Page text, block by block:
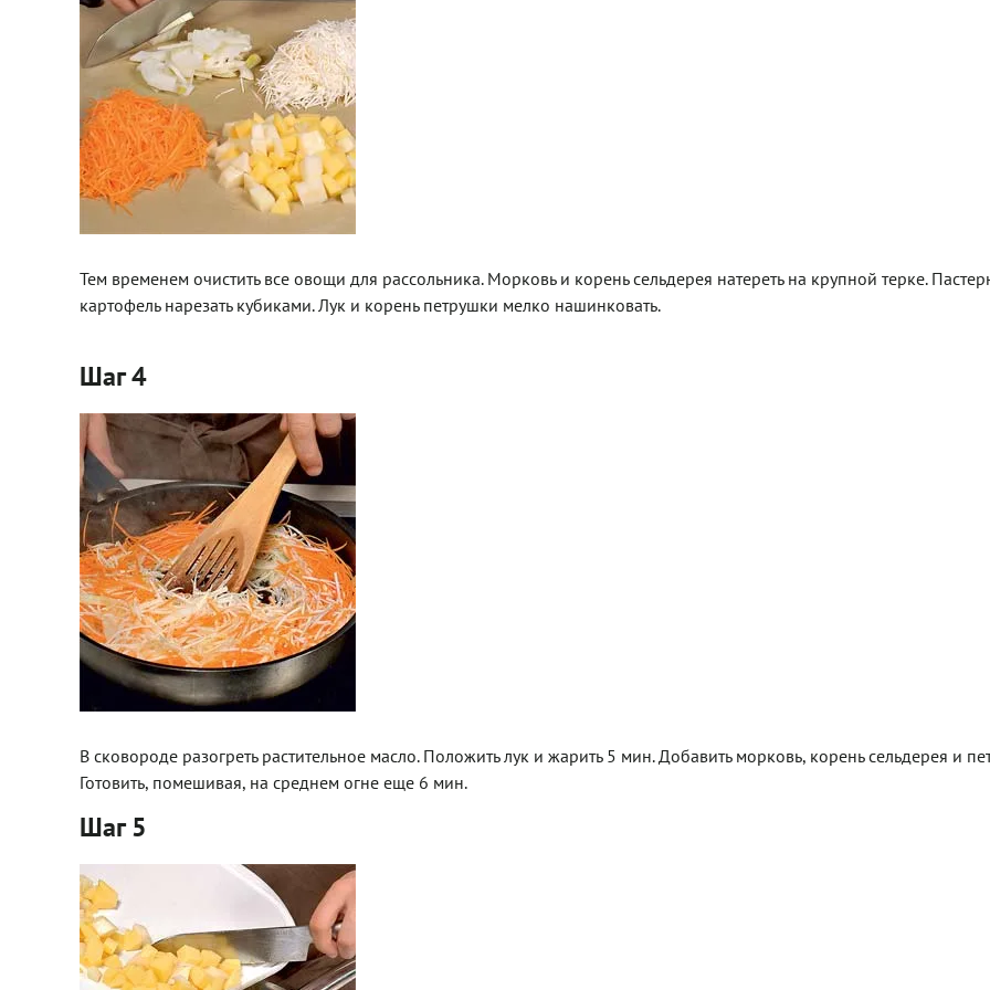
Тем временем очистить все овощи для рассольника. Морковь и корень сельдерея натереть на крупной терке.
картофель нарезать кубиками. Лук и корень петрушки мелко нашинковать.
Шаг 4
В сковороде разогреть растительное масло. Положить лук и жарить 5 мин. Добавить морковь, корень сельдерея и
Готовить, помешивая, на среднем огне еще 6 мин.
Шаг 5